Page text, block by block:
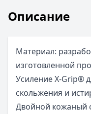
Описание
Материал:
изготовленной
Усиление X-Grip®
скольжения и
Двойной кожаный